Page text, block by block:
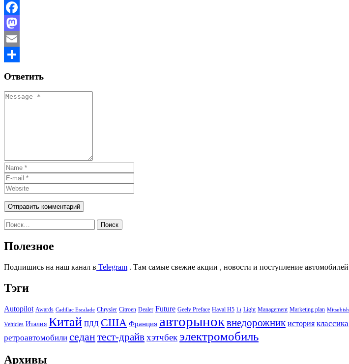
Facebook
Mastodon
Email
Ответить
Найти:
Полезное
Подпишись на наш канал в Telegram . Там самые свежие акции , новости и поступление
Тэги
Autopilot Awards Cadillac Escalade Chrysler Citroen Dealer Future Geely Preface Haval H5 Li Light Management Marketing plan
Vehicles Италия Китай ПДД США Франция авторыноквнедорожник история классика
ретроавтомобили седантест-драйвхэтчбек электромобиль
Архивы